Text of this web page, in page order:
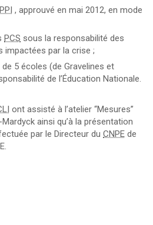
PPI , approuvé en mai 2012, en mode
PCS sous la responsabilité des
impactées par la crise ;
de 5 écoles (de Gravelines et
de l’Éducation Nationale.
ont assisté à l’atelier “Mesures”
ainsi qu’à la présentation
par le Directeur du CNPE de